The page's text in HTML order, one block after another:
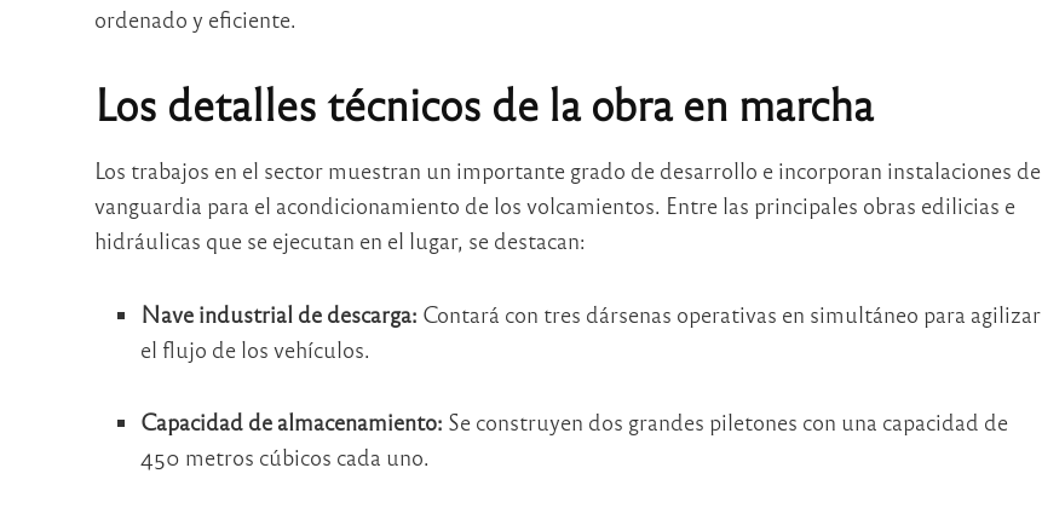
ordenado y eficiente.
Los detalles técnicos de la obra en marcha
Los trabajos en el sector muestran un importante grado de desarrollo e incorporan instalaciones de
vanguardia para el acondicionamiento de los volcamientos. Entre las principales obras edilicias e
hidráulicas que se ejecutan en el lugar, se destacan:
Nave industrial de descarga: Contará con tres dársenas operativas en simultáneo para agilizar
el flujo de los vehículos.
Capacidad de almacenamiento: Se construyen dos grandes piletones con una capacidad de
450 metros cúbicos cada uno.